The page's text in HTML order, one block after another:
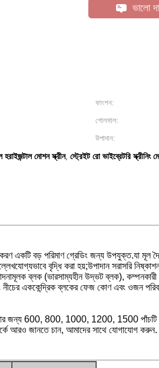
ভালো
ফাংশন:
গোলমাল:
উপাদান:
হরাইজন্টাল মোশন স্ক্রীন, স্ট্রেইট রো ভাইব্রেটরি স্ক্রীনিং
একটি বড় পরিমাণ গ্রেডিং জন্য উপযুক্ত.যা মূল
বৃদ্ধি করা হয়;উপাদান সরাসরি
ব্লক (ভারসাম্যহীন উদ্ভট ব্লক),
এককেন্দ্রিক ব্লকের ফেজ কোণ এবং ওজন
জন্য 600, 800, 1000, 1200, 1500 পাঁচটি
আরও জানতে চান, আমাদের সাথে যোগাযোগ করুন.